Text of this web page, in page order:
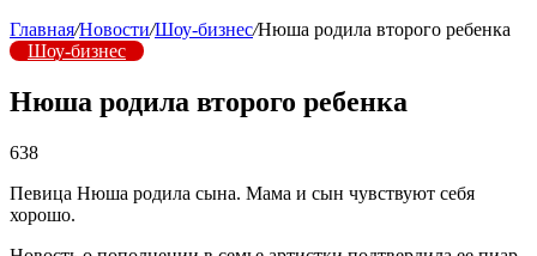
Главная/Новости/Шоу-бизнес/Нюша родила второго ребенка
Шоу-бизнес
Нюша родила второго ребенка
638
Певица Нюша родила сына. Мама и сын чувствуют себя
хорошо.